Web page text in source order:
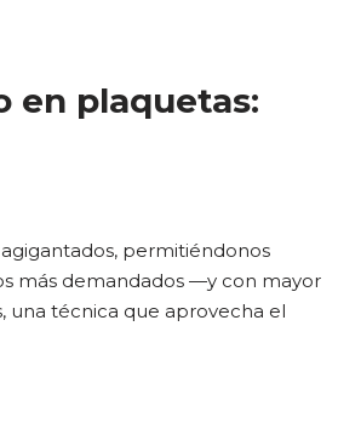
en plaquetas:
permitiéndonos
más demandados —y con mayor
una técnica que aprovecha el